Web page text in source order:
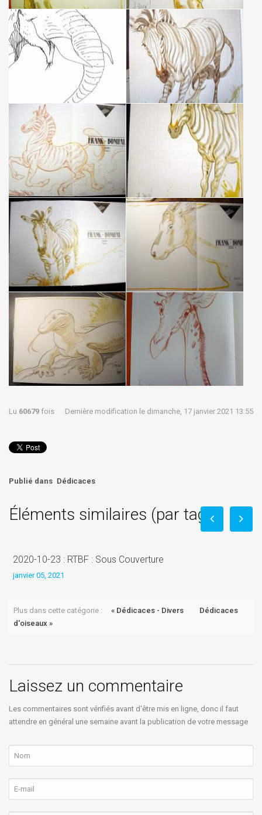
Lu 60679 fois Dernière modification le dimanche, 17 janvier 2021 13:55
Publié dans Dédicaces
Éléments similaires (par tag)
2020-10-23 : RTBF : Sous Couverture
janvier 05, 2021
Plus dans cette catégorie : « Dédicaces - Divers
Dédicaces
d'oiseaux »
Laissez un commentaire
Les commentaires sont vérifiés avant d'être mis en ligne, donc il faut
attendre en général une semaine avant la publication de votre message